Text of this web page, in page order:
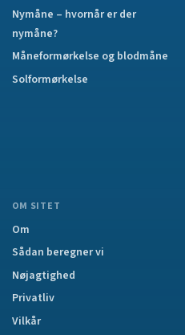
Nymåne – hvornår er der
nymåne?
Måneformørkelse og blodmåne
Solformørkelse
OM SITET
Om
Sådan beregner vi
Nøjagtighed
Privatliv
Vilkår